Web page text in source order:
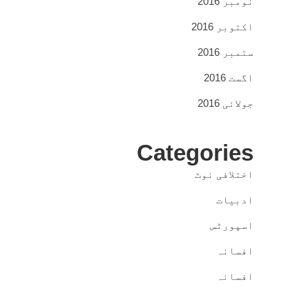
اکتوبر 2016
ستمبر 2016
اگست 2016
جولائی 2016
Categories
اختلافی نوٹ
ادبیات
اسپورٹس
افسانہ
افسانہ